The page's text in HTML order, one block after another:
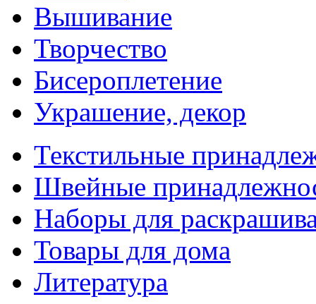
Вышивание
Творчество
Бисероплетение
Украшение, декор
Текстильные
Швейные
Наборы для
Товары для дома
Литература